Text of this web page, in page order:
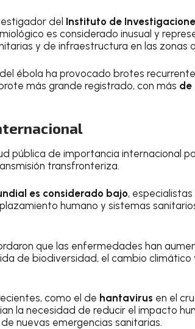
del Instituto de
es considerado inusual y
y de infraestructura en las zonas
ébola ha provocado brotes
más grande registrado, con más de
pública de importancia internacional
transfronteriza.
es considerado bajo,
humano y sistemas
que las enfermedades han
de biodiversidad, el cambio climático
como el de hantavirus en el
la necesidad de reducir el impacto
nuevas emergencias sanitarias.